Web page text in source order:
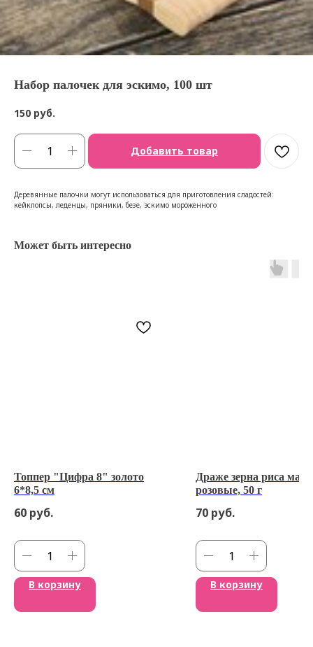
Набор палочек для эскимо, 100 шт
150 руб.
Добавить товар
Деревянные палочки могут использоваться для приготовления сладостей:
кейкпопсы, леденцы, пряники, безе, эскимо мороженного
Может быть интересно
Топпер "Цифра 8" золото
6*8,5 см
60 руб.
В корзину
Драже зерна риса
розовые, 50 г
70 руб.
В корзину